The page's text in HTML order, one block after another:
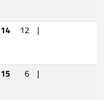
14 12 |
15 6 |